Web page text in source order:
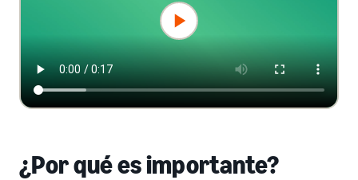
¿Por qué es importante?